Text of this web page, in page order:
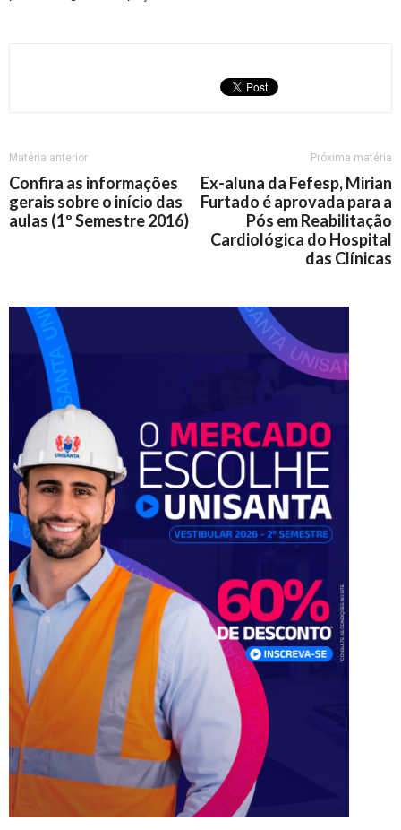
Matéria anterior
Confira as informações
gerais sobre o início das
aulas (1º Semestre 2016)
Próxima matéria
Ex-aluna da Fefesp, Mirian
Furtado é aprovada para a
Pós em Reabilitação
Cardiológica do Hospital
das Clínicas